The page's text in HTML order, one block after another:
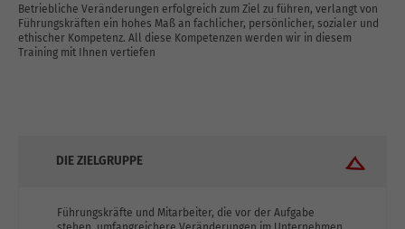
Betriebliche Veränderungen erfolgreich zum Ziel zu führen, verlangt von
Führungskräften ein hohes Maß an fachlicher, persönlicher, sozialer und
ethischer Kompetenz. All diese Kompetenzen werden wir in diesem
Training mit Ihnen vertiefen
DIE ZIELGRUPPE
Führungskräfte und Mitarbeiter, die vor der Aufgabe